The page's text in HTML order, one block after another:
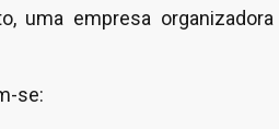
uma empresa
se: